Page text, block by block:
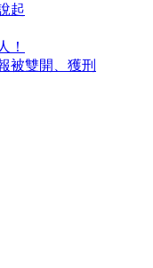
起
！
被雙開、獲刑